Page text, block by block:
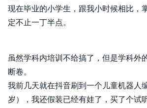
现在毕业的小学生，跟我小时候相比，
定不止一丁半点。
虽然学科内培训不给搞了，但是学科外
断卷。
我前几天就在抖音刷到一个儿童机器人
岁），我还假装已经有娃了，买了个试